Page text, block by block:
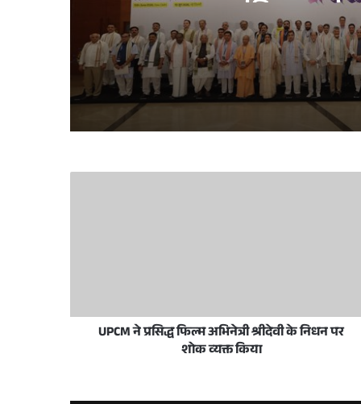
जनतांत्रिक
June 11, 2026
May 28, 2026
मुख्यमंत्री योगी आदित्यनाथ ने ईद-उल-अज़हा पर
लखनऊ विकास प्राधिकरण में प्राधिकरण
October 25, 2025
UPCM ने प्रसिद्ध फिल्म अभिनेत्री श्रीदेवी के निधन पर
शोक व्यक्त किया